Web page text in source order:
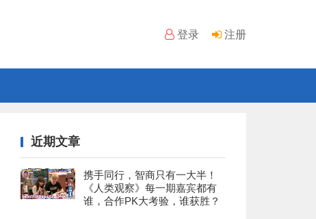
登录 注册
近期文章
携手同行，智商只有一大半！
《人类观察》每一期嘉宾都有
谁，合作PK大考验，谁获胜？